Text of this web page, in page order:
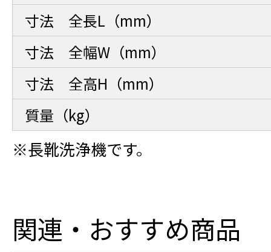
寸法 全長L（mm）
寸法 全幅W（mm）
寸法 全高H（mm）
質量（kg）
※長靴洗浄機です。
関連・おすすめ商品